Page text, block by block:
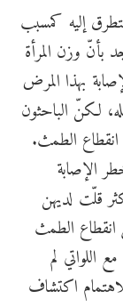
إليه كمسبب
بأنّ وزن المرأة
بهذا المرض
لكنّ الباحثون
الطمث.
الإصابة
قلّت لديهن
ما قبل انقطاع الطمث
اللواتي لم
اكتشاف